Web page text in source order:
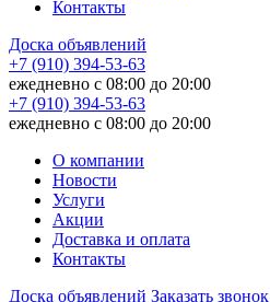
Контакты
Доска объявлений
+7 (910) 394-53-63
ежедневно с 08:00 до 20:00
+7 (910) 394-53-63
ежедневно с 08:00 до 20:00
О компании
Новости
Услуги
Акции
Доставка и оплата
Контакты
Доска объявлений Заказать звонок